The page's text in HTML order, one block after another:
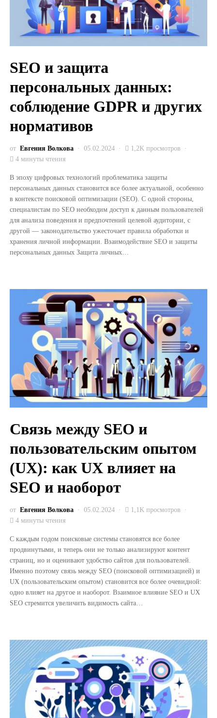
SEO и защита
персональных данных:
соблюдение GDPR и других
нормативов
от Евгения Волкова 05.02.2024
1,2K просмотров
4 минуты чтения
В эпоху цифровых технологий проблематика защиты
персональных данных становится все более актуальной, особенно
в контексте поисковой оптимизации (SEO). С одной стороны,
специалистам по SEO необходим доступ к данным пользователей
для анализа поведения и предпочтений целевой аудитории, с
другой — законодательство ужесточает правила обработки и
хранения личной информации. Взаимодействие SEO и защиты
персональных данных Защита личных…
Связь между SEO и
пользовательским опытом
(UX): как UX влияет на
SEO и наоборот
от Евгения Волкова 05.02.2024
1,1K просмотров
4 минуты чтения
С каждым годом поисковые системы становятся все более
продвинутыми, и теперь они не только анализируют контент
страниц, но и оценивают удобство сайтов для пользователей.
Именно поэтому связь между SEO (поисковой оптимизацией) и
UX (пользовательским опытом) становится все более очевидной:
одно влияет на другое и наоборот. Взаимное влияние SEO и UX
SEO стремится увеличить видимость сайта…